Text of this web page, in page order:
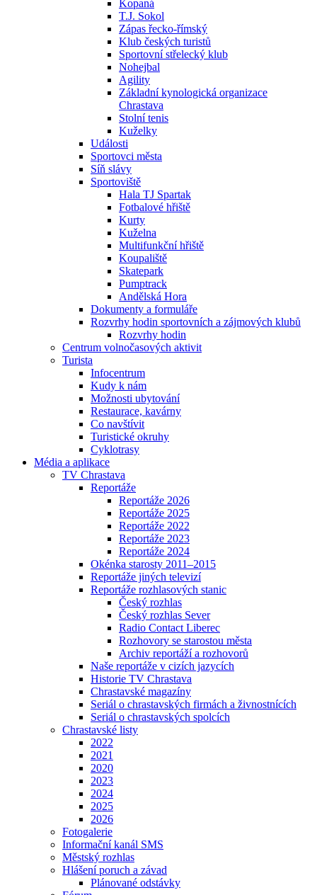
Kopaná
T.J. Sokol
Zápas řecko-římský
Klub českých turistů
Sportovní střelecký klub
Nohejbal
Agility
Základní kynologická organizace
Chrastava
Stolní tenis
Kuželky
Události
Sportovci města
Síň slávy
Sportoviště
Hala TJ Spartak
Fotbalové hřiště
Kurty
Kuželna
Multifunkční hřiště
Koupaliště
Skatepark
Pumptrack
Andělská Hora
Dokumenty a formuláře
Rozvrhy hodin sportovních a zájmových klubů
Rozvrhy hodin
Centrum volnočasových aktivit
Turista
Infocentrum
Kudy k nám
Možnosti ubytování
Restaurace, kavárny
Co navštívit
Turistické okruhy
Cyklotrasy
Média a aplikace
TV Chrastava
Reportáže
Reportáže 2026
Reportáže 2025
Reportáže 2022
Reportáže 2023
Reportáže 2024
Okénka starosty 2011–2015
Reportáže jiných televizí
Reportáže rozhlasových stanic
Český rozhlas
Český rozhlas Sever
Radio Contact Liberec
Rozhovory se starostou města
Archiv reportáží a rozhovorů
Naše reportáže v cizích jazycích
Historie TV Chrastava
Chrastavské magazíny
Seriál o chrastavských firmách a živnostnících
Seriál o chrastavských spolcích
Chrastavské listy
2022
2021
2020
2023
2024
2025
2026
Fotogalerie
Informační kanál SMS
Městský rozhlas
Hlášení poruch a závad
Plánované odstávky